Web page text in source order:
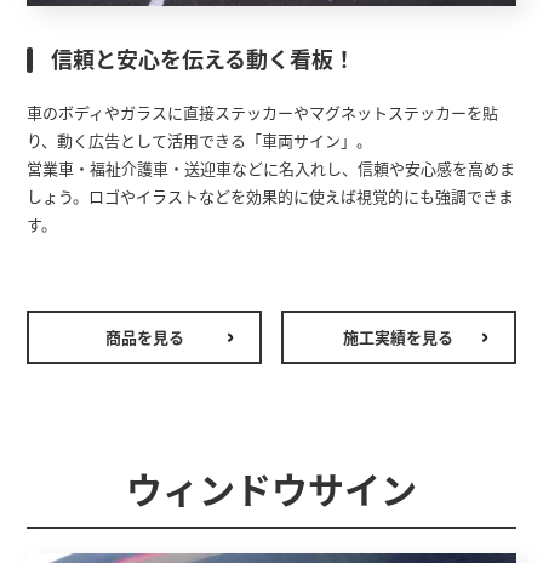
信頼と安心を伝える動く看板！
車のボディやガラスに直接ステッカーやマグネットステッカーを貼
り、動く広告として活用できる「車両サイン」。
営業車・福祉介護車・送迎車などに名入れし、信頼や安心感を高めま
しょう。ロゴやイラストなどを効果的に使えば視覚的にも強調できま
す。
商品を見る 施工実績を見る
ウィンドウサイン